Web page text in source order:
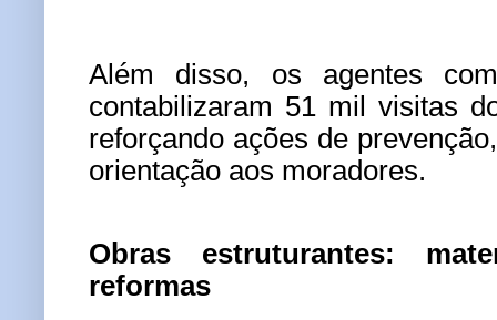
Além disso, os agentes
contabilizaram 51 mil visitas
reforçando ações de
orientação aos moradores.
Obras estruturantes:
reformas